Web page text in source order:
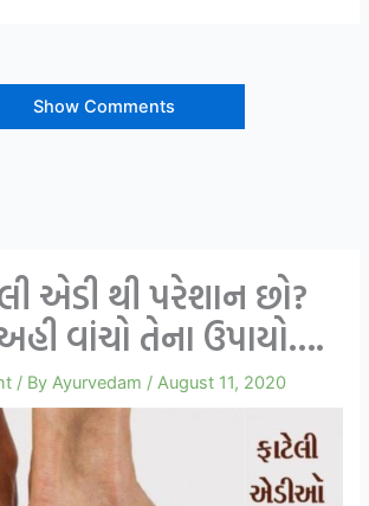
Show Comments
એડી થી પરેશાન છો?
વાંચો તેના ઉપાયો….
/ ByAyurvedam /August 11, 2020